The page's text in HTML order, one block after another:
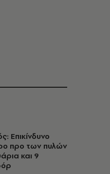
Επικίνδυνο
προ των πυλών
και 9